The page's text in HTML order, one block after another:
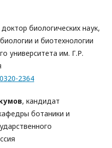
доктор биологических наук,
и биотехнологии
университета им. Г.Р.
2364
, кандидат
ботаники и